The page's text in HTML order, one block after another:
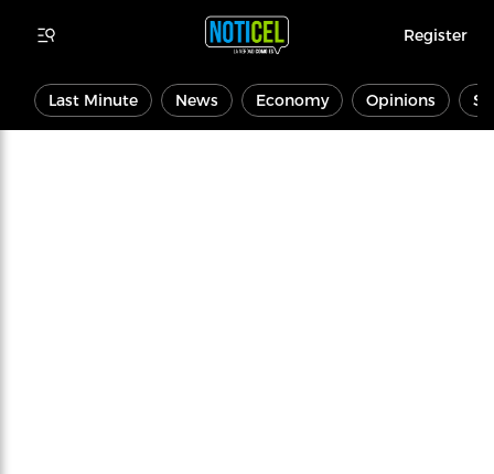
Register
Last Minute News Economy Opinions